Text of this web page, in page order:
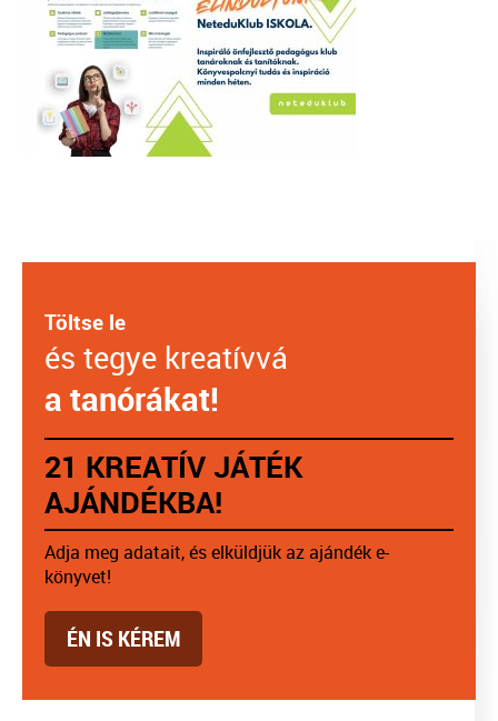
Töltse le
és tegye kreatívvá
a tanórákat!
21 KREATÍV JÁTÉK
AJÁNDÉKBA!
Adja meg adatait, és elküldjük az ajándék e-
könyvet!
ÉN IS KÉREM